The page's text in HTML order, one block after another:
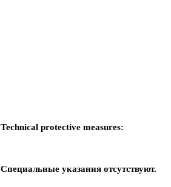
Technical protective measures:
Специальные указания отсутствуют.